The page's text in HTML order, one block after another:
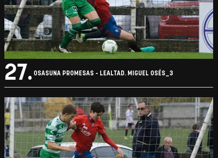
27. OSASUNA PROMESAS - LEALTAD. MIGUEL OSÉS_3